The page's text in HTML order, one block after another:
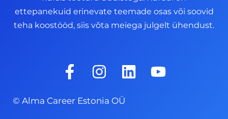
ettepanekuid erinevate teemade osas või soovid
teha koostööd, siis võta meiega julgelt ühendust.
F
a
e
I
n
s
t
L
i
Y
o
© Alma Career Estonia OÜ